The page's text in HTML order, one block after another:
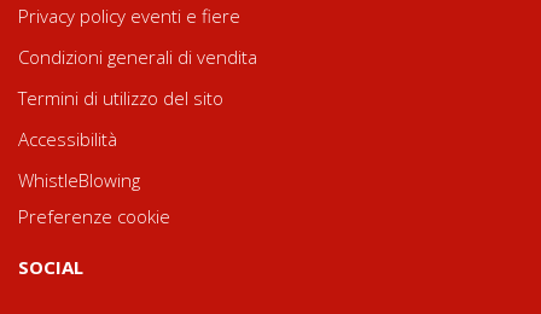
Privacy policy eventi e fiere
Condizioni generali di vendita
Termini di utilizzo del sito
Accessibilità
WhistleBlowing
Preferenze cookie
SOCIAL